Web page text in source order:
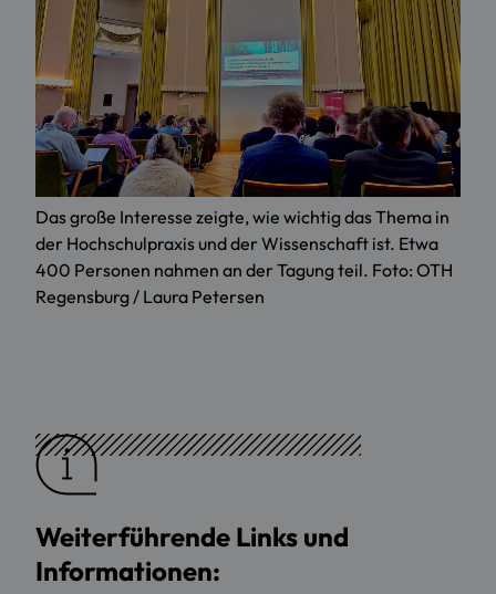
Das große Interesse zeigte, wie wichtig das Thema in
der Hochschulpraxis und der Wissenschaft ist. Etwa
400 Personen nahmen an der Tagung teil. Foto: OTH
Regensburg / Laura Petersen
Weiterführende Links und
Informationen: